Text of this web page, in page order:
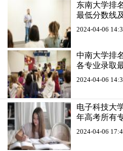
东南大学排
最低分数线
2024-04-06
中南大学排
各专业录取
2024-04-06
电子科技大
年高考所有
2024-04-06